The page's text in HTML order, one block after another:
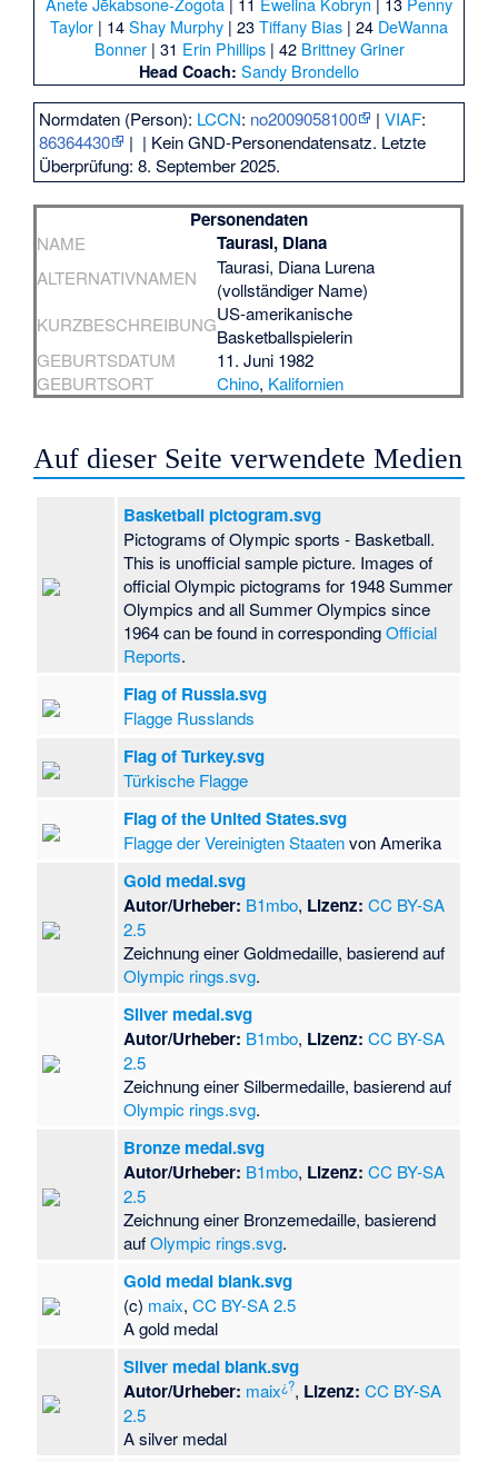
Taylor | 14Shay Murphy | 23Tiffany Bias | 24 DeWanna
Bonner| 31 Erin Phillips| 42 Brittney Griner
Head Coach: Sandy Brondello
Normdaten (Person): LCCN: no2009058100 |VIAF:
86364430
| | Kein GND-Personendatensatz. Letzte
Überprüfung: 8. September 2025.
Personendaten
NAME Taurasi, Diana
ALTERNATIVNAMEN
Taurasi, Diana Lurena
(vollständiger Name)
KURZBESCHREIBUNGUS-amerikanische
Basketballspielerin
GEBURTSDATUM
11. Juni 1982
GEBURTSORT
Chino, Kalifornien
Auf dieser Seite verwendete Medien
Basketball pictogram.svg
Pictograms of Olympic sports - Basketball.
This is unofficial sample picture. Images of
official Olympic pictograms for 1948 Summer
Olympics and all Summer Olympics since
1964 can be found in correspondingOfficial
Reports.
Flag of Russia.svg
Flagge Russlands
Flag of Turkey.svg
Türkische Flagge
Flag of the United States.svg
Flagge der Vereinigten Staatenvon Amerika
Gold medal.svg
Autor/Urheber: B1mbo, Lizenz: CC BY-SA
2.5
Zeichnung einer Goldmedaille, basierend auf
Olympic rings.svg.
Silver medal.svg
Autor/Urheber: B1mbo, Lizenz: CC BY-SA
2.5
Zeichnung einer Silbermedaille, basierend auf
Olympic rings.svg.
Bronze medal.svg
Autor/Urheber: B1mbo, Lizenz: CC BY-SA
2.5
Zeichnung einer Bronzemedaille, basierend
aufOlympic rings.svg.
Gold medal blank.svg
(c) maix,CC BY-SA 2.5
A gold medal
Silver medal blank.svg
Autor/Urheber: maix¿?, Lizenz: CC BY-SA
2.5
A silver medal